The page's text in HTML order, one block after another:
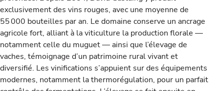
exclusivement des vins rouges, avec une moyenne de
55 000 bouteilles par an. Le domaine conserve un ancrage
agricole fort, alliant à la viticulture la production florale —
notamment celle du muguet — ainsi que l’élevage de
vaches, témoignage d’un patrimoine rural vivant et
diversifié. Les vinifications s’appuient sur des équipements
modernes, notamment la thermorégulation, pour un parfait